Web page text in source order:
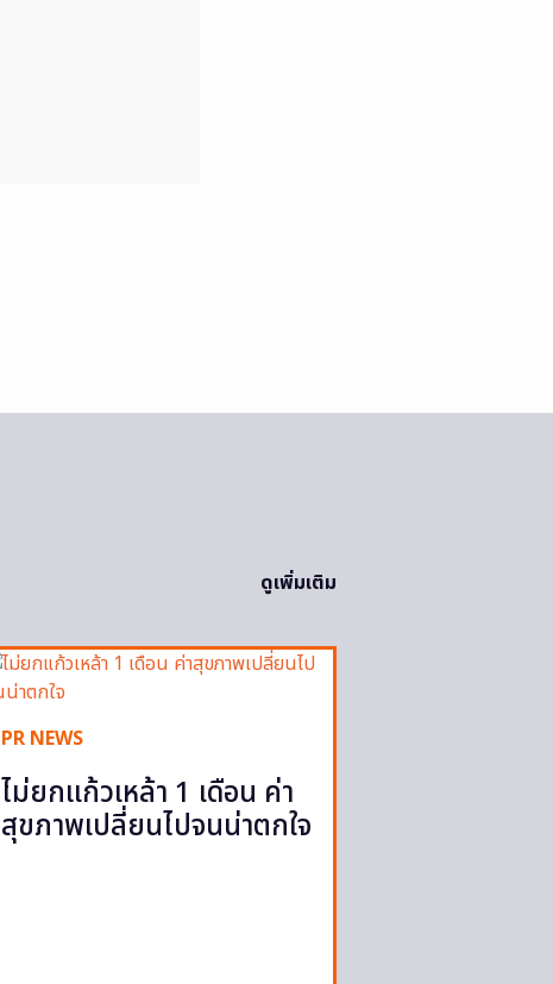
ดูเพิ่มเติม
PR NEWS
ไม่ยกแก้วเหล้า 1 เดือน ค่า
สุขภาพเปลี่ยนไปจนน่าตกใจ